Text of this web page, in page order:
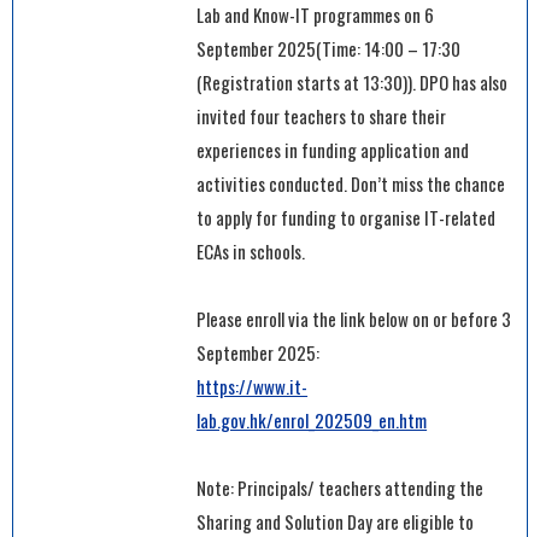
Lab and Know-IT programmes on 6
September 2025(Time: 14:00 – 17:30
(Registration starts at 13:30)). DPO has also
invited four teachers to share their
experiences in funding application and
activities conducted. Don’t miss the chance
to apply for funding to organise IT-related
ECAs in schools.
Please enroll via the link below on or before 3
September 2025:
https://www.it-
lab.gov.hk/enrol_202509_en.htm
Note: Principals/ teachers attending the
Sharing and Solution Day are eligible to